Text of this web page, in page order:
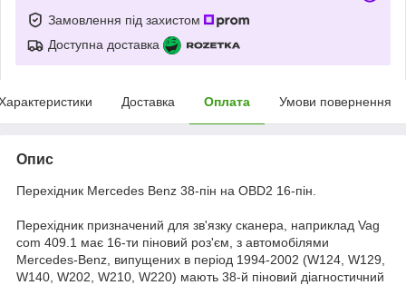
Замовлення під захистом
Доступна доставка
Доставка Оплата Умови повернення
Опис
Перехідник Mercedes Benz 38-пін на OBD2 16-пін.
Перехідник призначений для зв'язку сканера, наприклад Vag
com 409.1 має 16-ти піновий роз'єм, з автомобілями
Mercedes-Benz, випущених в період 1994-2002 (W124, W129,
W140, W202, W210, W220) мають 38-й піновий діагностичний